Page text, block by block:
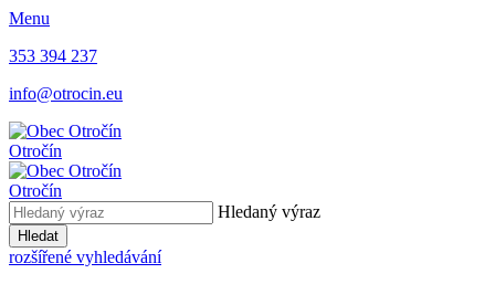
Menu
353 394 237
info@otrocin.eu
Otročín
Otročín
Hledaný výraz
Hledat
rozšířené vyhledávání